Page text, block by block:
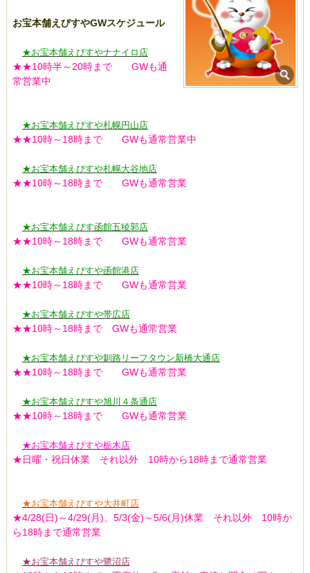
お宝本舗えびすやGWスケジュール
★お宝本舗えびすやナナイロ店
★★10時半～20時まで GWも通
常営業中
★お宝本舗えびすや札幌円山店
★★10時～18時まで GWも通常営業中
★お宝本舗えびすや札幌大谷地店
★★10時～18時まで GWも通常営業
★お宝本舗えびす函館五稜郭店
★★10時～18時まで GWも通常営業
★お宝本舗えびすや函館港店
★★10時～18時まで GWも通常営業
★お宝本舗えびすや帯広店
★★10時～18時まで GWも通常営業
★お宝本舗えびすや釧路リーフタウン新橋大通店
★★10時～18時まで GWも通常営業
★お宝本舗えびすや旭川４条通店
★★10時～18時まで GWも通常営業
★お宝本舗えびすや栃木店
★日曜・祝日休業 それ以外 10時から18時まで通常営業
★お宝本舗えびすや大井町店
★4/28(日)～4/29(月)、5/3(金)～5/6(月)休業 それ以外 10時か
ら18時まで通常営業
★お宝本舗えびすや鷺沼店